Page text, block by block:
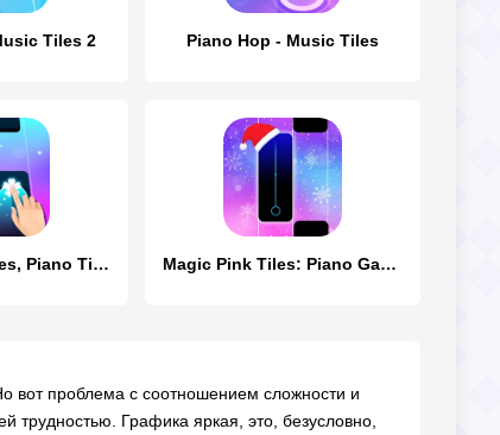
Tiles 2 Piano Hop - Music Tiles
Magic Music Tiles, Piano Tiles Magic Pink Tiles: Piano Game
вот проблема с соотношением сложности и
Графика яркая, это, безусловно,